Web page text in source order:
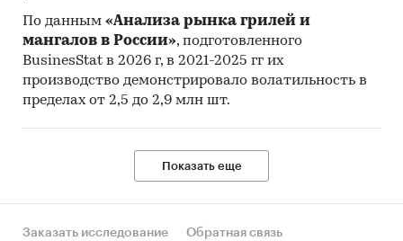
Материалы ВТО (World Trade Organization).
Материалы Организации экономического
сотрудничества и развития (Organization for
Economic Cooperation and Development).
Материалы Index Mundi.
Результаты исследований DISCOVERY
По данным «Анализа рынка грилей и
мангалов в России», подготовленного
BusinesStat в 2026 г, в 2021-2025 гг их
производство демонстрировало волатильность в
пределах от 2,5 до 2,9 млн шт.
Показать еще
Заказать исследование Обратная связь